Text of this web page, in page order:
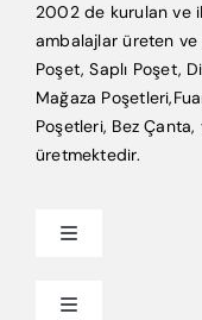
2002 de kurulan ve
ambalajlar üreten ve
Poşet, Saplı Poşet,
Mağaza
Poşetleri, Bez
üretmektedir.
Toggle
Anasayfa